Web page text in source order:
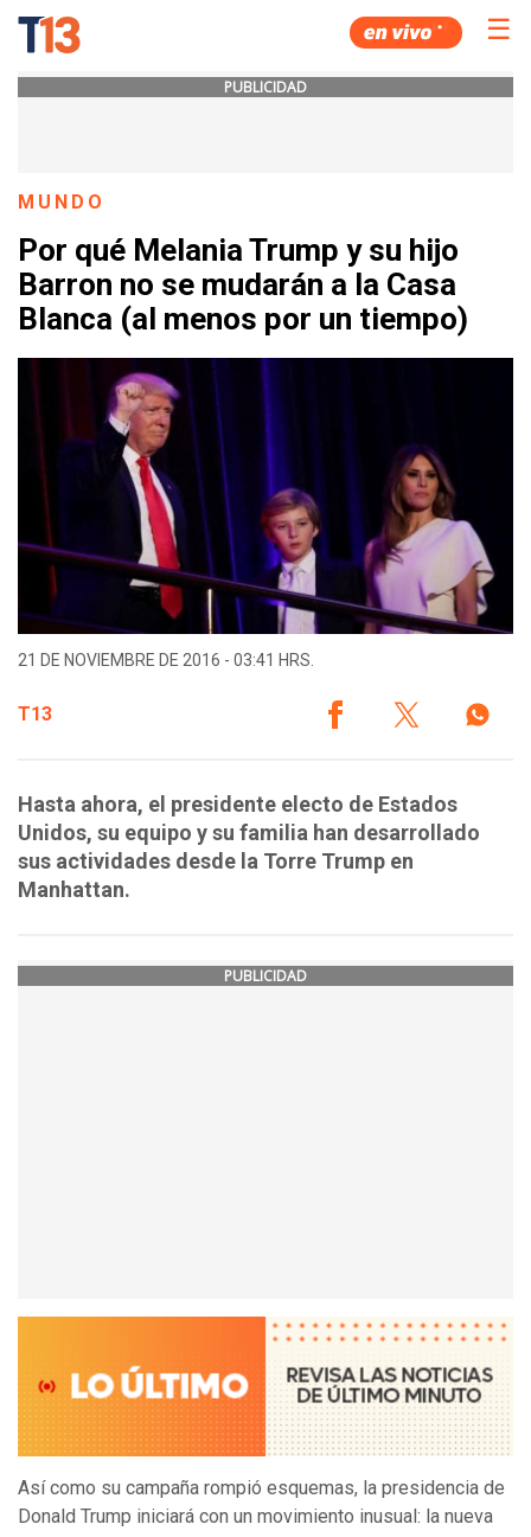
☰
PUBLICIDAD
MUNDO
Por qué Melania Trump y su hijo
Barron no se mudarán a la Casa
Blanca (al menos por un tiempo)
21 DE NOVIEMBRE DE 2016 - 03:41 HRS.
T13
Hasta ahora, el presidente electo de Estados
Unidos, su equipo y su familia han desarrollado
sus actividades desde la Torre Trump en
Manhattan.
PUBLICIDAD
Así como su campaña rompió esquemas, la presidencia de
Donald Trump iniciará con un movimiento inusual: la nueva